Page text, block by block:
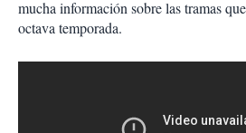
mucha información sobre las tramas
octava temporada.